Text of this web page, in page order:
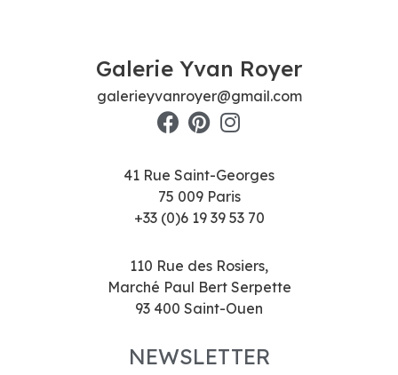
Galerie Yvan Royer
galerieyvanroyer@gmail.com
41 Rue Saint-Georges
75 009 Paris
+33 (0)6 19 39 53 70
110 Rue des Rosiers,
Marché Paul Bert Serpette
93 400 Saint-Ouen
NEWSLETTER